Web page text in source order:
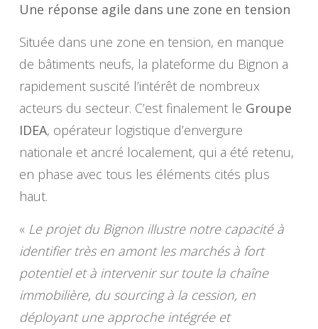
Une réponse agile dans une zone en tension
Située dans une zone en tension, en manque
de bâtiments neufs, la plateforme du Bignon a
rapidement suscité l’intérêt de nombreux
acteurs du secteur. C’est finalement le Groupe
IDEA, opérateur logistique d’envergure
nationale et ancré localement, qui a été retenu,
en phase avec tous les éléments cités plus
haut.
« Le projet du Bignon illustre notre capacité à
identifier très en amont les marchés à fort
potentiel et à intervenir sur toute la chaîne
immobilière, du sourcing à la cession, en
déployant une approche intégrée et